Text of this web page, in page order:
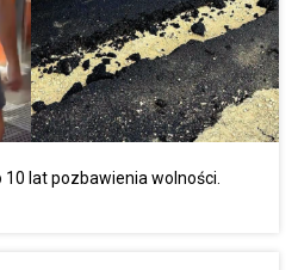
10 lat pozbawienia wolności.